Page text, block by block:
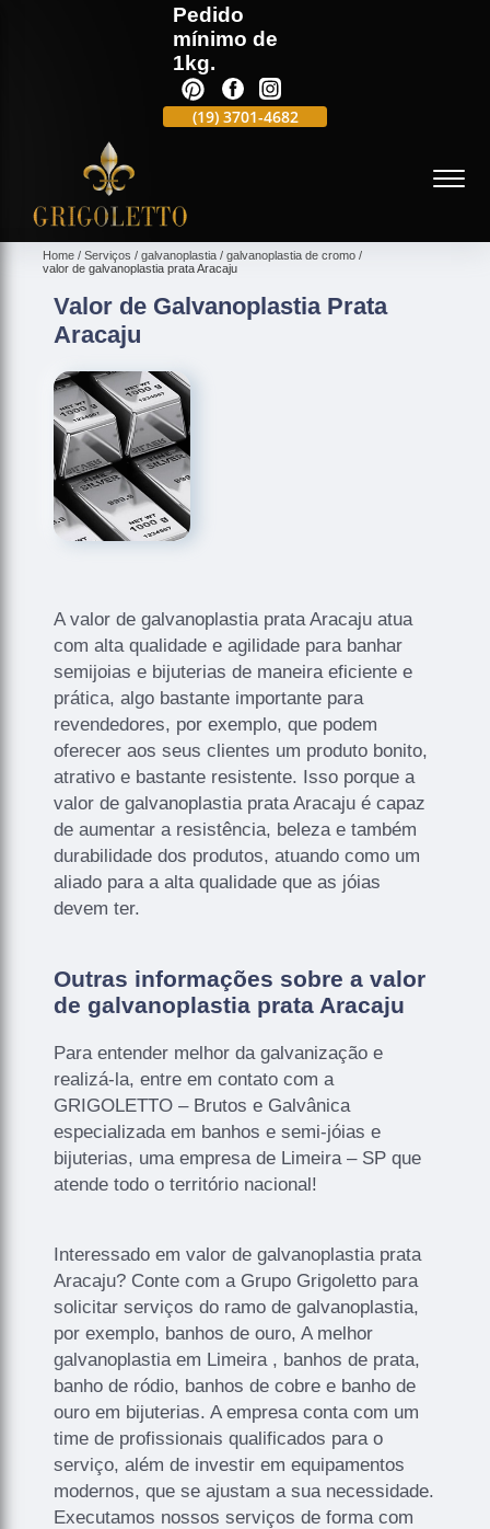
Pedido
mínimo de
1kg.
(19) 3701-4682 (19)
Home Serviços galvanoplastia
galvanoplastia de cromo
valor de galvanoplastia prata Aracaju
Valor de Galvanoplastia Prata
Aracaju
A valor de galvanoplastia prata Aracaju atua
com alta qualidade e agilidade para banhar
semijoias e bijuterias de maneira eficiente e
prática, algo bastante importante para
revendedores, por exemplo, que podem
oferecer aos seus clientes um produto bonito,
atrativo e bastante resistente. Isso porque a
valor de galvanoplastia prata Aracaju é capaz
de aumentar a resistência, beleza e também
durabilidade dos produtos, atuando como um
aliado para a alta qualidade que as jóias
devem ter.
Outras informações sobre a valor
de galvanoplastia prata Aracaju
Para entender melhor da galvanização e
realizá-la, entre em contato com a
GRIGOLETTO – Brutos e Galvânica
especializada em banhos e semi-jóias e
bijuterias, uma empresa de Limeira – SP que
atende todo o território nacional!
Interessado em valor de galvanoplastia prata
Aracaju? Conte com a Grupo Grigoletto para
solicitar serviços do ramo de galvanoplastia,
por exemplo, banhos de ouro, A melhor
galvanoplastia em Limeira , banhos de prata,
banho de ródio, banhos de cobre e banho de
ouro em bijuterias. A empresa conta com um
time de profissionais qualificados para o
serviço, além de investir em equipamentos
modernos, que se ajustam a sua necessidade.
Executamos nossos serviços de forma com